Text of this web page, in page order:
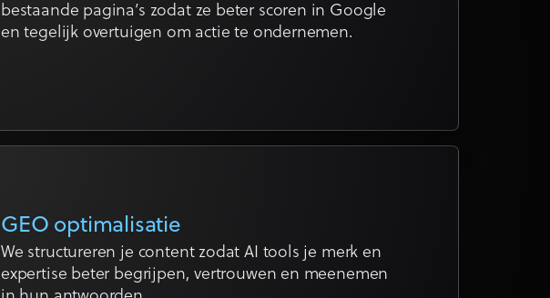
bestaande pagina’s zodat ze beter scoren in Google
en tegelijk overtuigen om actie te ondernemen.
GEO optimalisatie
We structureren je content zodat AI tools je merk en
expertise beter begrijpen, vertrouwen en meenemen